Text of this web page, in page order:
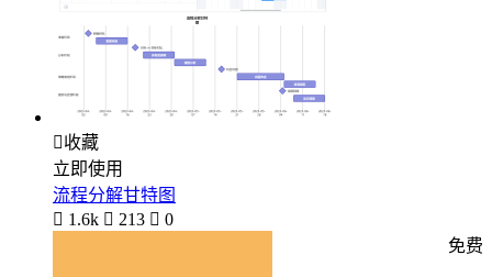
收藏
立即使用
流程分解甘特图
 1.6k  213  0
免费